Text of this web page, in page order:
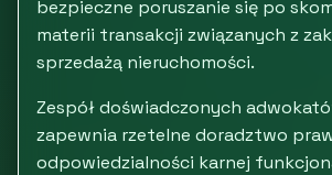
bezpieczne poruszanie się po
materii transakcji związanych z
sprzedażą nieruchomości.
Zespół doświadczonych
zapewnia rzetelne doradztwo
odpowiedzialności karnej